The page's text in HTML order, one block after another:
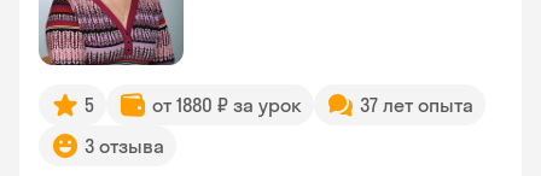
5 от 1880 ₽ за урок
37 лет опыта
3 отзыва